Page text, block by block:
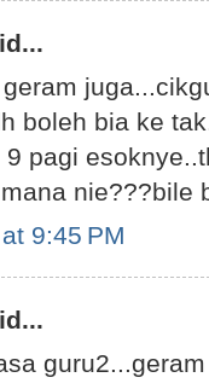
boleh bia ke
pagi
nie???bile
9:45 PM